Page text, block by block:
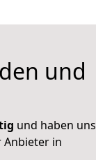
und
und haben uns
Anbieter in